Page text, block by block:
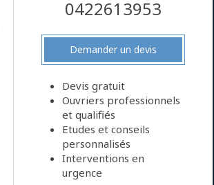
0422613953
Demander un devis
Devis gratuit
Ouvriers professionnels
et qualifiés
Etudes et conseils
personnalisés
Interventions en
urgence